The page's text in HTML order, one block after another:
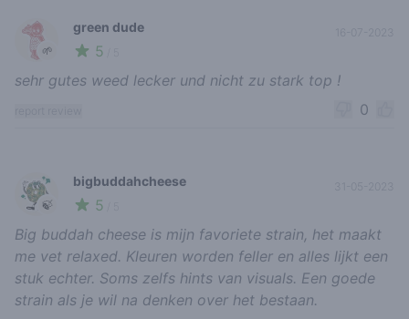
🌱
green dude
5
16-07-2023
sehr gutes weed lecker und nicht zu stark top !
0
🍃
bigbuddahcheese
5
31-05-2023
Big buddah cheese is mijn favoriete strain, het maakt
me vet relaxed. Kleuren worden feller en alles lijkt een
stuk echter. Soms zelfs hints van visuals. Een goede
strain als je wil na denken over het bestaan.